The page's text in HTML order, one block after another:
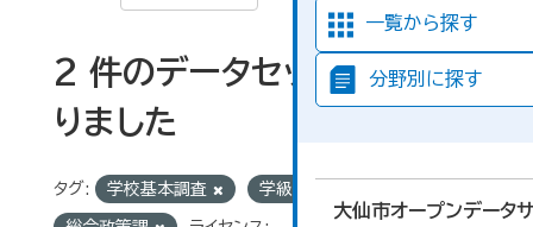
一覧から探す
分野別に探す
大仙市オープンデータ
2 件のデータセットが見つか
りました
タグ: 学校基本調査 学級数